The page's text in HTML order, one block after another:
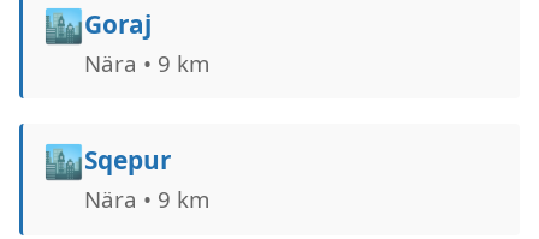
🏙️Goraj
Nära • 9 km
🏙️Sqepur
Nära • 9 km